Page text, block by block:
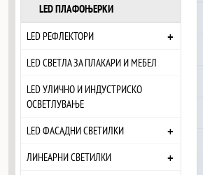
LED ПЛАФОЊЕРКИ
LED РЕФЛЕКТОРИ +
LED СВЕТЛА ЗА ПЛАКАРИ И МЕБЕЛ
LED УЛИЧНО И ИНДУСТРИСКО
ОСВЕТЛУВАЊЕ
LED ФАСАДНИ СВЕТИЛКИ
+
ЛИНЕАРНИ СВЕТИЛКИ +